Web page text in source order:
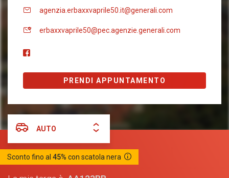
agenzia.erbaxxvaprile50.it@generali.com
erbaxxvaprile50@pec.agenzie.generali.com
PRENDI APPUNTAMENTO
AUTO
Sconto fino al 45% con scatola nera